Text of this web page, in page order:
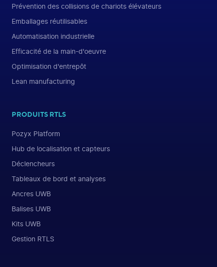
Prévention des collisions de chariots élévateurs
Emballages réutilisables
Automatisation industrielle
Efficacité de la main-d'oeuvre
Optimisation d'entrepôt
Lean manufacturing
PRODUITS RTLS
Pozyx Platform
Hub de localisation et capteurs
Déclencheurs
Tableaux de bord et analyses
Ancres UWB
Balises UWB
Kits UWB
Gestion RTLS